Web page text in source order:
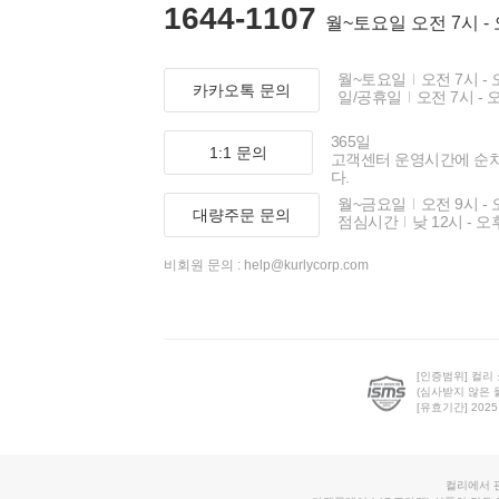
1644-1107 월~토요일 오전 7시 -
카카오톡 문의
월~토요일
오전 7시 -
일/공휴일
오전 7시 -
1:1 문의
365일
고객센터 운영시간에 순
다.
대량주문 문의
월~금요일
오전 9시 -
점심시간
낮 12시 - 오
비회원 문의 : help@kurlycorp.com
[인증범위] 컬리
(심사받지 않은
[유효기간]
컬리에서